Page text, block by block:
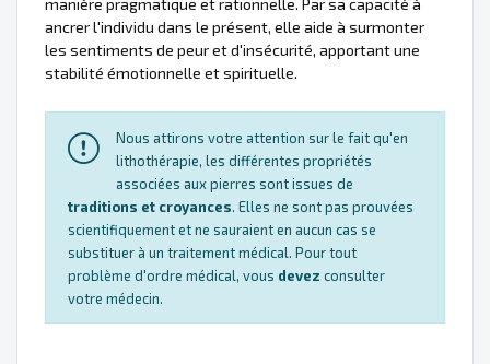
manière pragmatique et rationnelle. Par sa capacité à
ancrer l'individu dans le présent, elle aide à surmonter
les sentiments de peur et d'insécurité, apportant une
stabilité émotionnelle et spirituelle.
Nous attirons votre attention sur le fait qu'en
lithothérapie, les différentes propriétés
associées aux pierres sont issues de
traditions et croyances. Elles ne sont pas prouvées
scientifiquement et ne sauraient en aucun cas se
substituer à un traitement médical. Pour tout
problème d'ordre médical, vous devez consulter
votre médecin.